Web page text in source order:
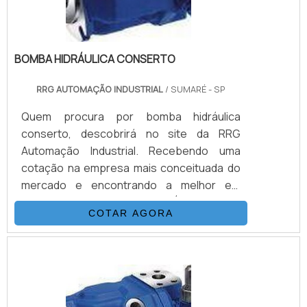
BOMBA HIDRÁULICA CONSERTO
RRG AUTOMAÇÃO INDUSTRIAL / SUMARÉ - SP
Quem procura por bomba hidráulica
conserto, descobrirá no site da RRG
Automação Industrial. Recebendo uma
cotação na empresa mais conceituada do
mercado e encontrando a melhor em
qualidade e custo benefício.É importante
lembrar que o serviço deve sempre ser
prestado por empresas especializadas no
garantir a qualidade e assertividade do
serviço, além de evitar prejuízos com
COTAR AGORA